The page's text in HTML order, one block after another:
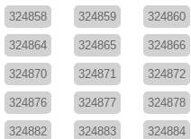
324858 324859 324860
324864 324865 324866
324870 324871 324872
324876 324877 324878
324882 324883 324884